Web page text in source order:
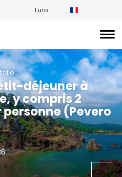
Euro
déjeuner à
y compris 2
personne (Pevero